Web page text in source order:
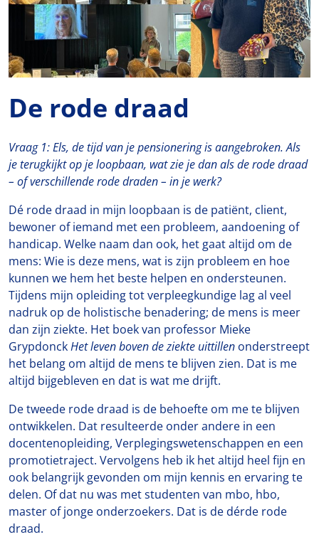
De rode draad
Vraag 1: Els, de tijd van je pensionering is aangebroken. Als
je terugkijkt op je loopbaan, wat zie je dan als de rode draad
– of verschillende rode draden – in je werk?
Dé rode draad in mijn loopbaan is de patiënt, client,
bewoner of iemand met een probleem, aandoening of
handicap. Welke naam dan ook, het gaat altijd om de
mens: Wie is deze mens, wat is zijn probleem en hoe
kunnen we hem het beste helpen en ondersteunen.
Tijdens mijn opleiding tot verpleegkundige lag al veel
nadruk op de holistische benadering; de mens is meer
dan zijn ziekte. Het boek van professor Mieke
GrypdonckHet leven boven de ziekte uittillen onderstreept
het belang om altijd de mens te blijven zien. Dat is me
altijd bijgebleven en dat is wat me drijft.
De tweede rode draad is de behoefte om me te blijven
ontwikkelen. Dat resulteerde onder andere in een
docentenopleiding, Verplegingswetenschappen en een
promotietraject. Vervolgens heb ik het altijd heel fijn en
ook belangrijk gevonden om mijn kennis en ervaring te
delen. Of dat nu was met studenten van mbo, hbo,
master of jonge onderzoekers. Dat is de dérde rode
draad.